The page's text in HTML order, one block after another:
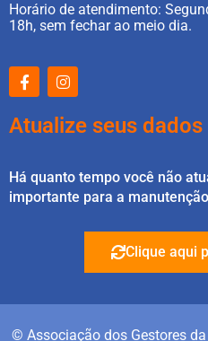
Horário de atendimento:
18h, sem fechar ao meio dia.
Atualize seus dados
Há quanto tempo você não
importante para a
Clique aqui
© Associação dos Gestores